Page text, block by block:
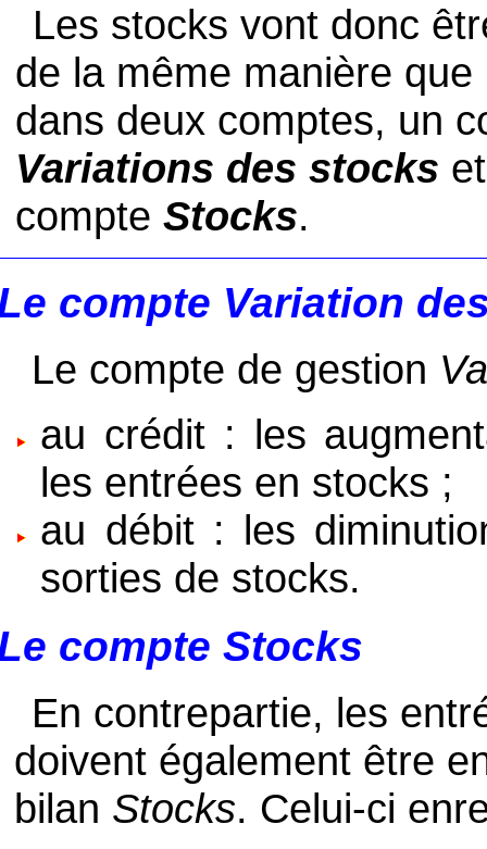
Les stocks vont donc
de la même manière
dans deux comptes, un
Variations des stocks
compteStocks.
compte Variation
Le compte de gestion
au crédit : les
les entrées en stocks ;
au débit : les
sorties de stocks.
compteStocks
En contrepartie, les
doivent également être
bilan Stocks. Celui-ci